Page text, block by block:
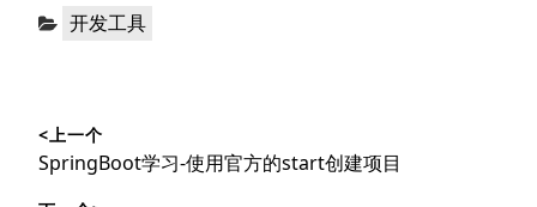
分 开发工具
章
导
<上一个
上
SpringBoot学习-使用官方的start创建项目